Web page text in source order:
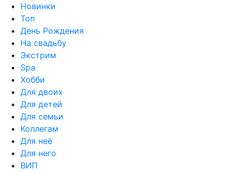
Новинки
Топ
День Рождения
На свадьбу
Экстрим
Spa
Хобби
Для двоих
Для детей
Для семьи
Коллегам
Для неё
Для него
ВИП